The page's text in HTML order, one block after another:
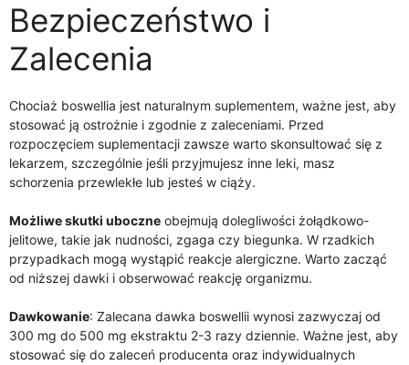
Bezpieczeństwo i
Zalecenia
Chociaż boswellia jest naturalnym suplementem, ważne jest, aby
stosować ją ostrożnie i zgodnie z zaleceniami. Przed
rozpoczęciem suplementacji zawsze warto skonsultować się z
lekarzem, szczególnie jeśli przyjmujesz inne leki, masz
schorzenia przewlekłe lub jesteś w ciąży.
Możliwe skutki uboczne obejmują dolegliwości żołądkowo-
jelitowe, takie jak nudności, zgaga czy biegunka. W rzadkich
przypadkach mogą wystąpić reakcje alergiczne. Warto zacząć
od niższej dawki i obserwować reakcję organizmu.
Dawkowanie: Zalecana dawka boswellii wynosi zazwyczaj od
300 mg do 500 mg ekstraktu 2-3 razy dziennie. Ważne jest, aby
stosować się do zaleceń producenta oraz indywidualnych